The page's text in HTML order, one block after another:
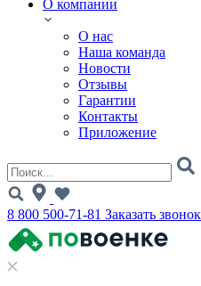
О компании
О нас
Наша команда
Новости
Отзывы
Гарантии
Контакты
Приложение
8 800 500-71-81 Заказать звонок